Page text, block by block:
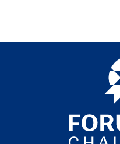
vita ed efficienza dei
Attualmente il progetto
esclusivamente interna
dell’amministrazione
escludono possibilità di
professionali specifiche.